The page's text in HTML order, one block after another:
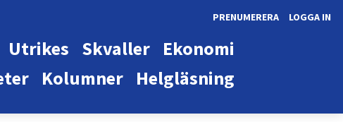
LOGGA IN
PRENUMERERA
Ekonomi
Skvaller
Utrikes
Helgläsning
Kolumner